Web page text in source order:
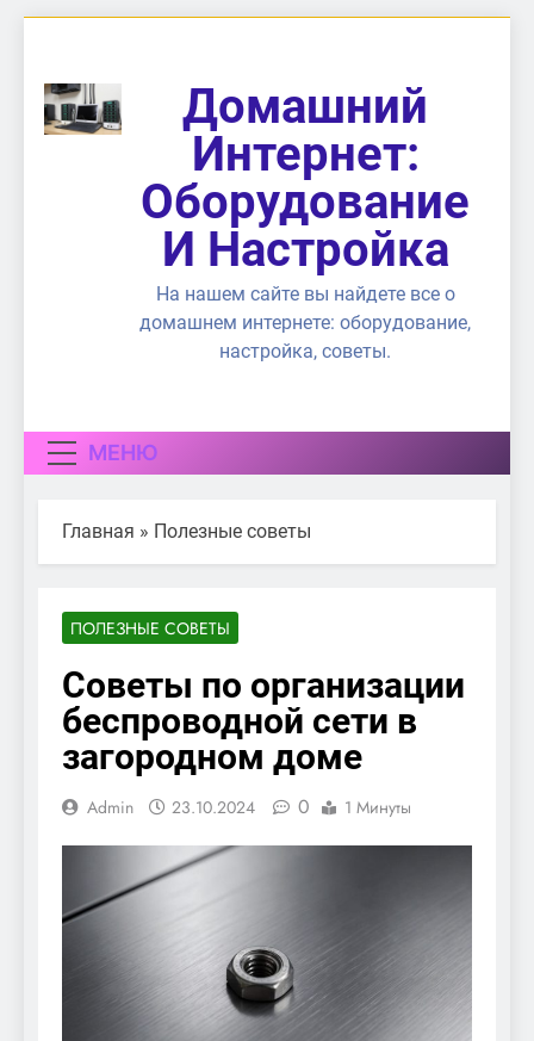
содержимому
Домашний
Интернет:
Оборудование
И Настройка
На нашем сайте вы найдете все о
домашнем интернете: оборудование,
настройка, советы.
МЕНЮ
Главная » Полезные советы
ПОЛЕЗНЫЕ СОВЕТЫ
Советы по организации
беспроводной сети в
загородном доме
Admin 23.10.2024 0 1 Минуты